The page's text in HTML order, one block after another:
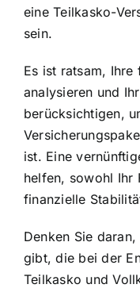
eine Teilkasko-
sein.
Es ist ratsam,
analysieren und
berücksichtigen,
ist. Eine
helfen, sowohl Ihr
finanzielle
Denken Sie
gibt, die bei der
Teilkasko und